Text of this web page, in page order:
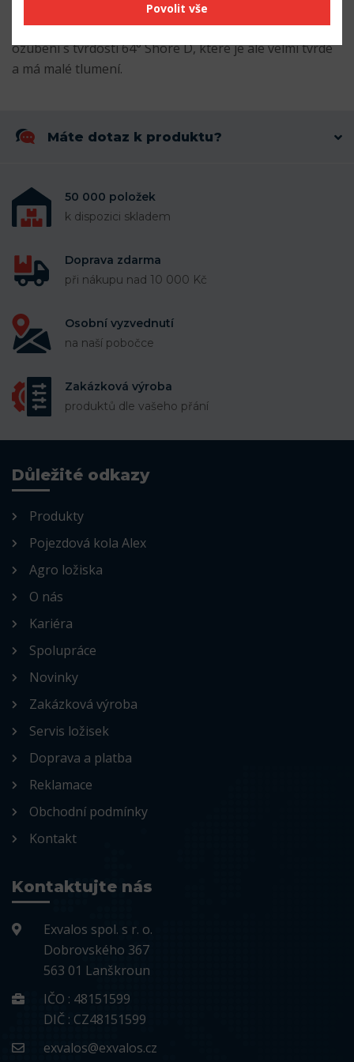
točivé momenty je možné použít také ozubení s
tvrdostí 95° a 98° Shore A a pro vysoké točivé momenty
ozubení s tvrdostí 64° Shore D, které je ale velmi tvrdé
a má malé tlumení.
Máte dotaz k produktu?
50 000 položek
k dispozici skladem
Doprava zdarma
při nákupu nad 10 000 Kč
Osobní vyzvednutí
na naší pobočce
Zakázková výroba
produktů dle vašeho přání
Důležité odkazy
Produkty
Pojezdová kola Alex
Agro ložiska
O nás
Kariéra
Spolupráce
Novinky
Zakázková výroba
Servis ložisek
Doprava a platba
Reklamace
Obchodní podmínky
Kontakt
Kontaktujte nás
Exvalos spol. s r. o.
Dobrovského 367
563 01 Lanškroun
IČO : 48151599
DIČ : CZ48151599
exvalos@exvalos.cz
Povolit vše